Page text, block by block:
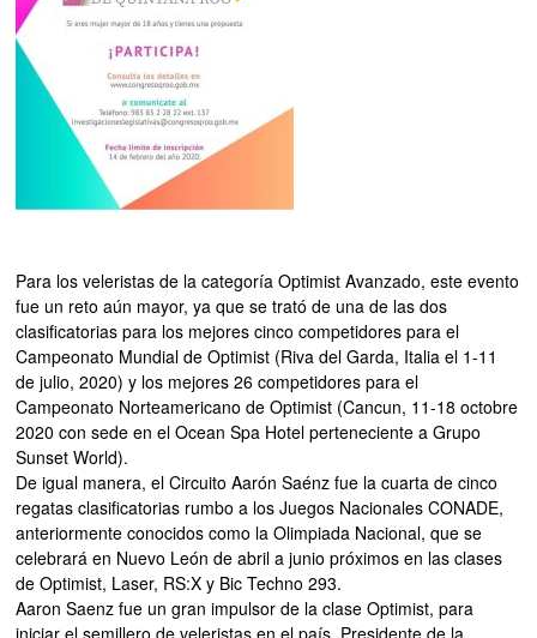
Para los veleristas de la categoría Optimist Avanzado, este evento
fue un reto aún mayor, ya que se trató de una de las dos
clasificatorias para los mejores cinco competidores para el
Campeonato Mundial de Optimist (Riva del Garda, Italia el 1-11
de julio, 2020) y los mejores 26 competidores para el
Campeonato Norteamericano de Optimist (Cancun, 11-18 octobre
2020 con sede en el Ocean Spa Hotel perteneciente a Grupo
Sunset World).
De igual manera, el Circuito Aarón Saénz fue la cuarta de cinco
regatas clasificatorias rumbo a los Juegos Nacionales CONADE,
anteriormente conocidos como la Olimpiada Nacional, que se
celebrará en Nuevo León de abril a junio próximos en las clases
de Optimist, Laser, RS:X y Bic Techno 293.
Aaron Saenz fue un gran impulsor de la clase Optimist, para